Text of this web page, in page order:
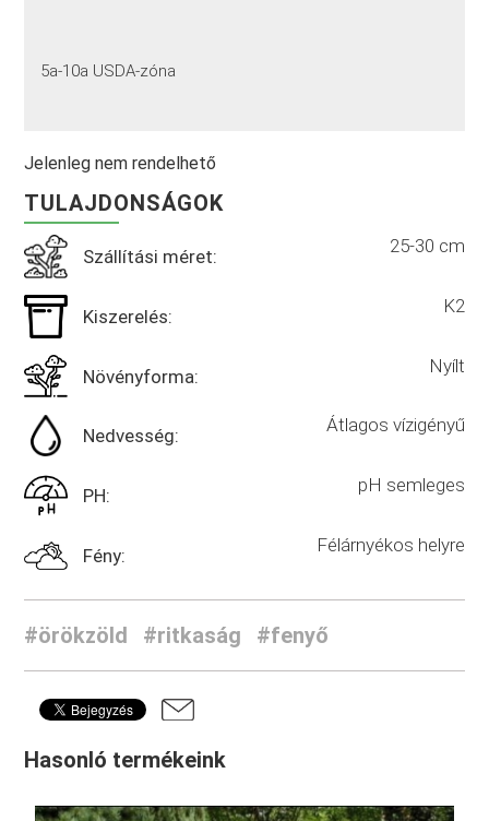
5a-10a USDA-zóna
Jelenleg nem rendelhető
TULAJDONSÁGOK
Szállítási méret: 25-30 cm
Kiszerelés: K2
Növényforma: Nyílt
Nedvesség: Átlagos vízigényű
PH: pH semleges
Fény: Félárnyékos helyre
#örökzöld #ritkaság #fenyő
Hasonló termékeink